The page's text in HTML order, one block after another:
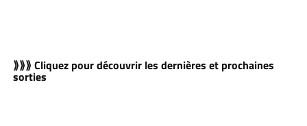
⟫⟫⟫ Cliquez pour découvrir les dernières et prochaines
sorties